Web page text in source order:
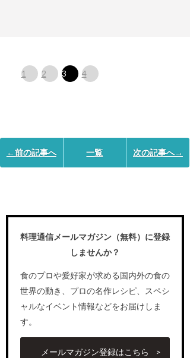
1 2 3 4
←前の記事へ 一覧 次の記事へ→
料理通信メールマガジン（無料）に登録
しませんか？
食のプロや愛好家が求める国内外の食の
世界の動き、プロの名作レシピ、スペシ
ャルなイベント情報などをお届けしま
す。
メールマガジン登録はこちら